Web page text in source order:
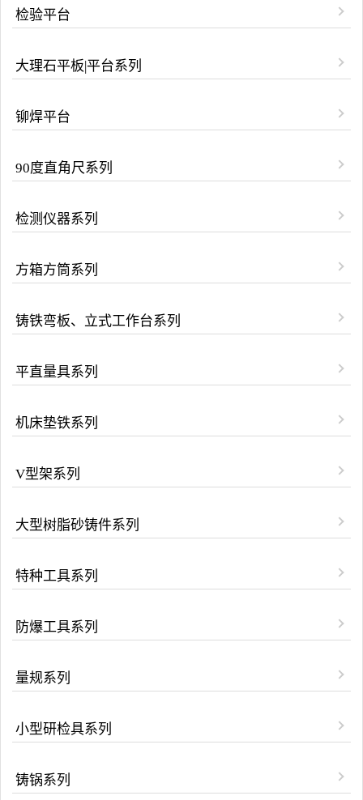
检验平台
大理石平板|平台系列
铆焊平台
90度直角尺系列
检测仪器系列
方箱方筒系列
铸铁弯板、立式工作台系列
平直量具系列
机床垫铁系列
V型架系列
大型树脂砂铸件系列
特种工具系列
防爆工具系列
量规系列
小型研检具系列
铸锅系列